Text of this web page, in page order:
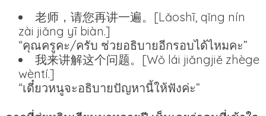
老师，请您再讲一遍。[Lǎoshī, qǐng nín
zài jiǎng yī biàn.]
“คุณครูคะ/ครับ ช่วยอธิบายอีกรอบได้ไหมคะ”
我来讲解这个问题。[Wǒ lái jiǎngjiě zhège
wèntí.]
“เดี๋ยวหนูจะอธิบายปัญหานี้ให้ฟังค่ะ”